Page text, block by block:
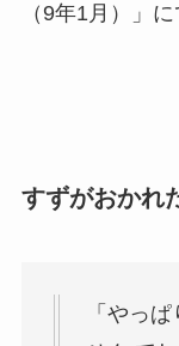
（9年1月）」
すずがおかれ
「やっ